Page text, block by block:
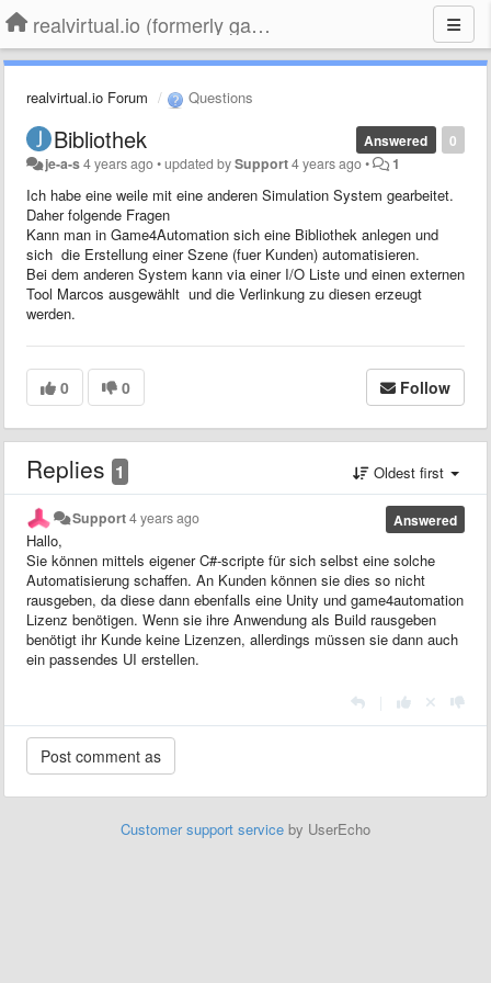
realvirtual.io (formerly game4automation)
realvirtual.io Forum Questions
0
Answered
Bibliothek
je-a-s4 years ago•updated bySupport4 years ago• 1
Ich habe eine weile mit eine anderen Simulation System gearbeitet.
Daher folgende Fragen
Kann man in Game4Automation sich eine Bibliothek anlegen und
sich die Erstellung einer Szene (fuer Kunden) automatisieren.
Bei dem anderen System kann via einer I/O Liste und einen externen
Tool Marcos ausgewählt und die Verlinkung zu diesen erzeugt
werden.
0 0 Follow
Replies 1 Oldest first
Answered
Support4 years ago
Hallo,
Sie können mittels eigener C#-scripte für sich selbst eine solche
Automatisierung schaffen. An Kunden können sie dies so nicht
rausgeben, da diese dann ebenfalls eine Unity und game4automation
Lizenz benötigen. Wenn sie ihre Anwendung als Build rausgeben
benötigt ihr Kunde keine Lizenzen, allerdings müssen sie dann auch
ein passendes UI erstellen.
Customer support service by UserEcho